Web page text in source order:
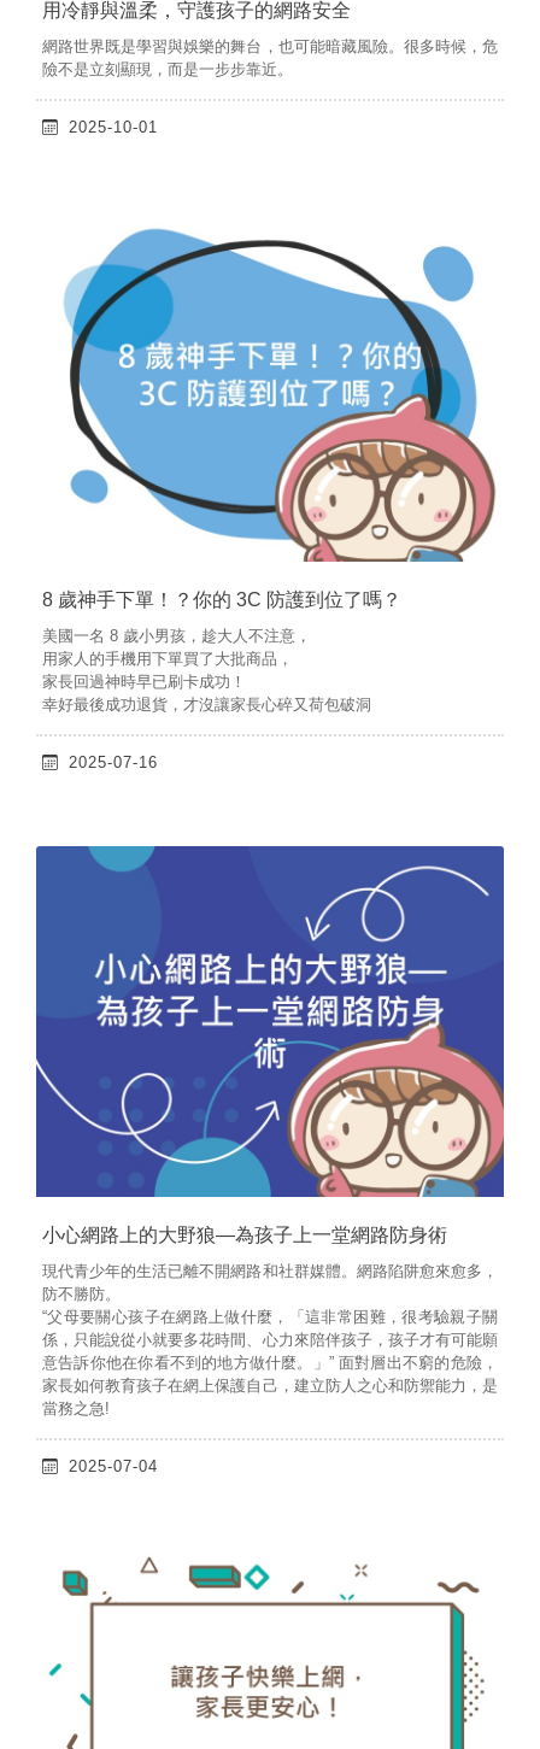
用冷靜與溫柔，守護孩子的網路安全
網路世界既是學習與娛樂的舞台，也可能暗藏風險。很多時候，危
險不是立刻顯現，而是一步步靠近。
2025-10-01
8 歲神手下單！？你的 3C 防護到位了嗎？
美國一名 8 歲小男孩，趁大人不注意，
用家人的手機用下單買了大批商品，
家長回過神時早已刷卡成功！
幸好最後成功退貨，才沒讓家長心碎又荷包破洞
2025-07-16
小心網路上的大野狼—為孩子上一堂網路防身術
現代青少年的生活已離不開網路和社群媒體。網路陷阱愈來愈多，
防不勝防。
“父母要關心孩子在網路上做什麼，「這非常困難，很考驗親子關
係，只能說從小就要多花時間、心力來陪伴孩子，孩子才有可能願
意告訴你他在你看不到的地方做什麼。」” 面對層出不窮的危險，
家長如何教育孩子在網上保護自己，建立防人之心和防禦能力，是
當務之急!
2025-07-04